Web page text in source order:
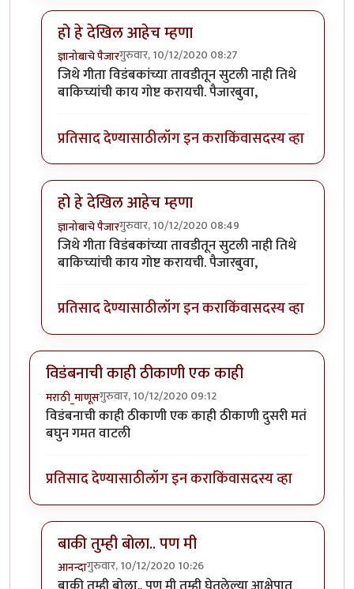
हो हे देखिल आहेच म्हणा
ज्ञानोबाचे पैजारगुरुवार, 10/12/2020 08:27
In reply toविडंबन झालं की भावना सौम्य होतात.
जिथे गीता विडंबकांच्या तावडीतून सुटली नाही तिथे
बाकिच्यांची काय गोष्ट करायची. पैजारबुवा,
प्रतिसाद देण्यासाठीलॉग इन कराकिंवासदस्य व्हा
हो हे देखिल आहेच म्हणा
ज्ञानोबाचे पैजारगुरुवार, 10/12/2020 08:49
In reply toविडंबन झालं की भावना सौम्य होतात.
जिथे गीता विडंबकांच्या तावडीतून सुटली नाही तिथे
बाकिच्यांची काय गोष्ट करायची. पैजारबुवा,
प्रतिसाद देण्यासाठीलॉग इन कराकिंवासदस्य व्हा
विडंबनाची काही ठीकाणी एक काही
मराठी_माणूसगुरुवार, 10/12/2020 09:12
विडंबनाची काही ठीकाणी एक काही ठीकाणी दुसरी मतं
बघुन गमत वाटली
प्रतिसाद देण्यासाठीलॉग इन कराकिंवासदस्य व्हा
बाकी तुम्ही बोला.. पण मी
आनन्दागुरुवार, 10/12/2020 10:26